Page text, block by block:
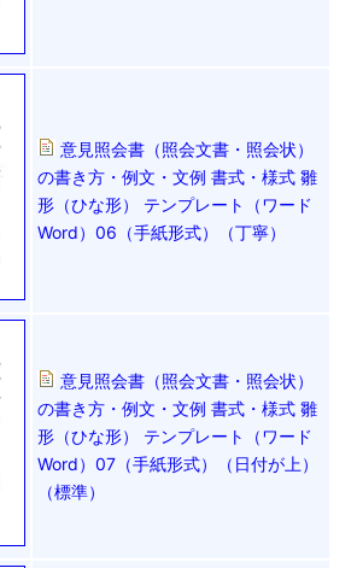
意見照会書（照会文書・照会状）
の書き方・例文・文例 書式・様式 雛
形（ひな形） テンプレート（ワード
Word）06（手紙形式）（丁寧）
意見照会書（照会文書・照会状）
の書き方・例文・文例 書式・様式 雛
形（ひな形） テンプレート（ワード
Word）07（手紙形式）（日付が上）
（標準）